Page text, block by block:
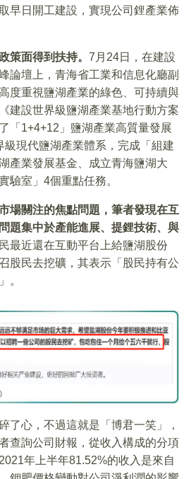
早日開工建設，實現公司鋰產業佈
策面得到扶持。 7月24日，在建設
論壇上，青海省工業和信息化廳副
度重視鹽湖產業的綠色、可持續與
建設世界級鹽湖產業基地行動方案
「1+4+12」鹽湖產業高質量發展
現代鹽湖產業體系，完成「組建
產業發展基金、成立青海鹽湖大
驗室」4個重點任務。
場關注的焦點問題，筆者發現在互
題集中於產能進展、提鋰技術、與
最近還在互動平台上給鹽湖股份
股民去挖礦，其表示「股民持有公
。
了心，不過這就是「博君一笑」，
查詢公司財報，從收入構成的分項
年上半年81.52%的收入是來自